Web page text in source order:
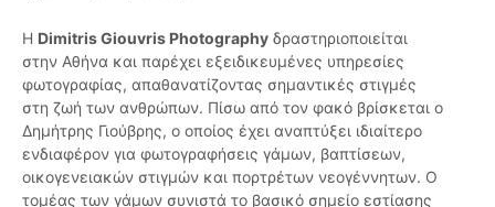
Η Dimitris Giouvris Photography δραστηριοποιείται
στην Αθήνα και παρέχει εξειδικευμένες υπηρεσίες
φωτογραφίας, απαθανατίζοντας σημαντικές στιγμές
στη ζωή των ανθρώπων. Πίσω από τον φακό βρίσκεται ο
Δημήτρης Γιούβρης, ο οποίος έχει αναπτύξει ιδιαίτερο
ενδιαφέρον για φωτογραφήσεις γάμων, βαπτίσεων,
οικογενειακών στιγμών και πορτρέτων νεογέννητων. Ο
τομέας των γάμων συνιστά το βασικό σημείο εστίασης